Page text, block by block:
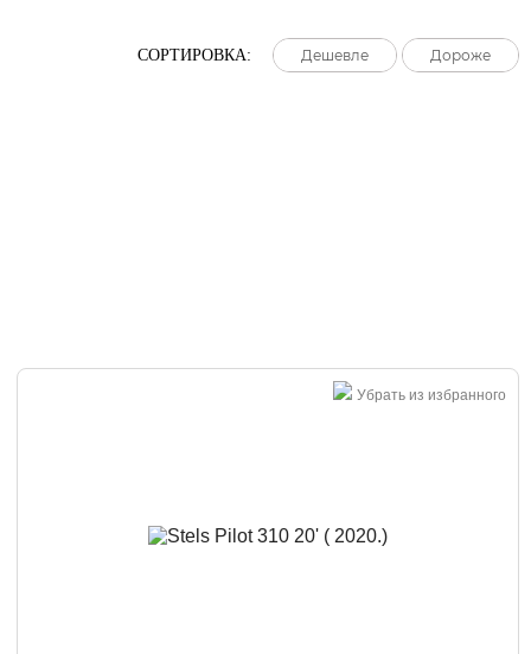
СОРТИРОВКА: Дешевле
Дешевле
Дешевле Дороже
Дороже
Дороже
Убрать из избранного